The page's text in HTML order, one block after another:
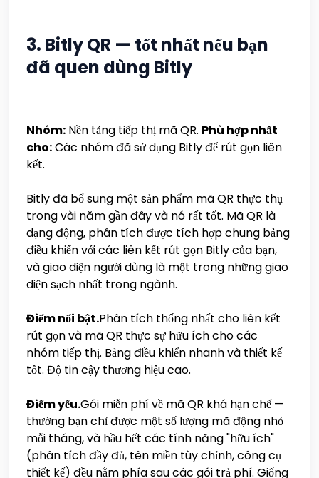
3. Bitly QR — tốt nhất nếu bạn
đã quen dùng Bitly
Nhóm: Nền tảng tiếp thị mã QR. Phù hợp nhất
cho:Các nhóm đã sử dụng Bitly để rút gọn liên
kết.
Bitly đã bổ sung một sản phẩm mã QR thực thụ
trong vài năm gần đây và nó rất tốt. Mã QR là
dạng động, phân tích được tích hợp chung bảng
điều khiển với các liên kết rút gọn Bitly của bạn,
và giao diện người dùng là một trong những giao
diện sạch nhất trong ngành.
Điểm nổi bật.Phân tích thống nhất cho liên kết
rút gọn và mã QR thực sự hữu ích cho các
nhóm tiếp thị. Bảng điều khiển nhanh và thiết kế
tốt. Độ tin cậy thương hiệu cao.
Điểm yếu.Gói miễn phí về mã QR khá hạn chế —
thường bạn chỉ được một số lượng mã động nhỏ
mỗi tháng, và hầu hết các tính năng "hữu ích"
(phân tích đầy đủ, tên miền tùy chỉnh, công cụ
thiết kế) đều nằm phía sau các gói trả phí. Giống